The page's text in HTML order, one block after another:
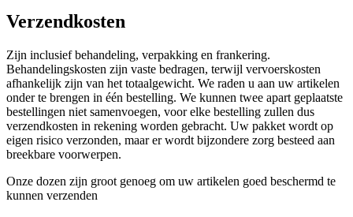
Verzendkosten
Zijn inclusief behandeling, verpakking en frankering.
Behandelingskosten zijn vaste bedragen, terwijl vervoerskosten
afhankelijk zijn van het totaalgewicht. We raden u aan uw artikelen
onder te brengen in één bestelling. We kunnen twee apart geplaatste
bestellingen niet samenvoegen, voor elke bestelling zullen dus
verzendkosten in rekening worden gebracht. Uw pakket wordt op
eigen risico verzonden, maar er wordt bijzondere zorg besteed aan
breekbare voorwerpen.
Onze dozen zijn groot genoeg om uw artikelen goed beschermd te
kunnen verzenden